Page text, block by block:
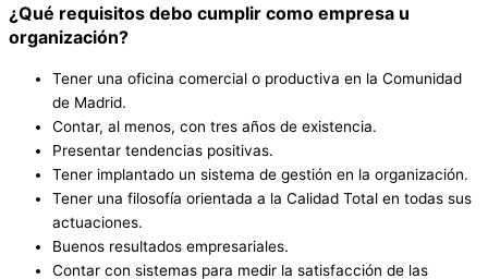
¿Qué requisitos debo cumplir como empresa u
organización?
Tener una oficina comercial o productiva en la Comunidad
de Madrid.
Contar, al menos, con tres años de existencia.
Presentar tendencias positivas.
Tener implantado un sistema de gestión en la organización.
Tener una filosofía orientada a la Calidad Total en todas sus
actuaciones.
Buenos resultados empresariales.
Contar con sistemas para medir la satisfacción de las